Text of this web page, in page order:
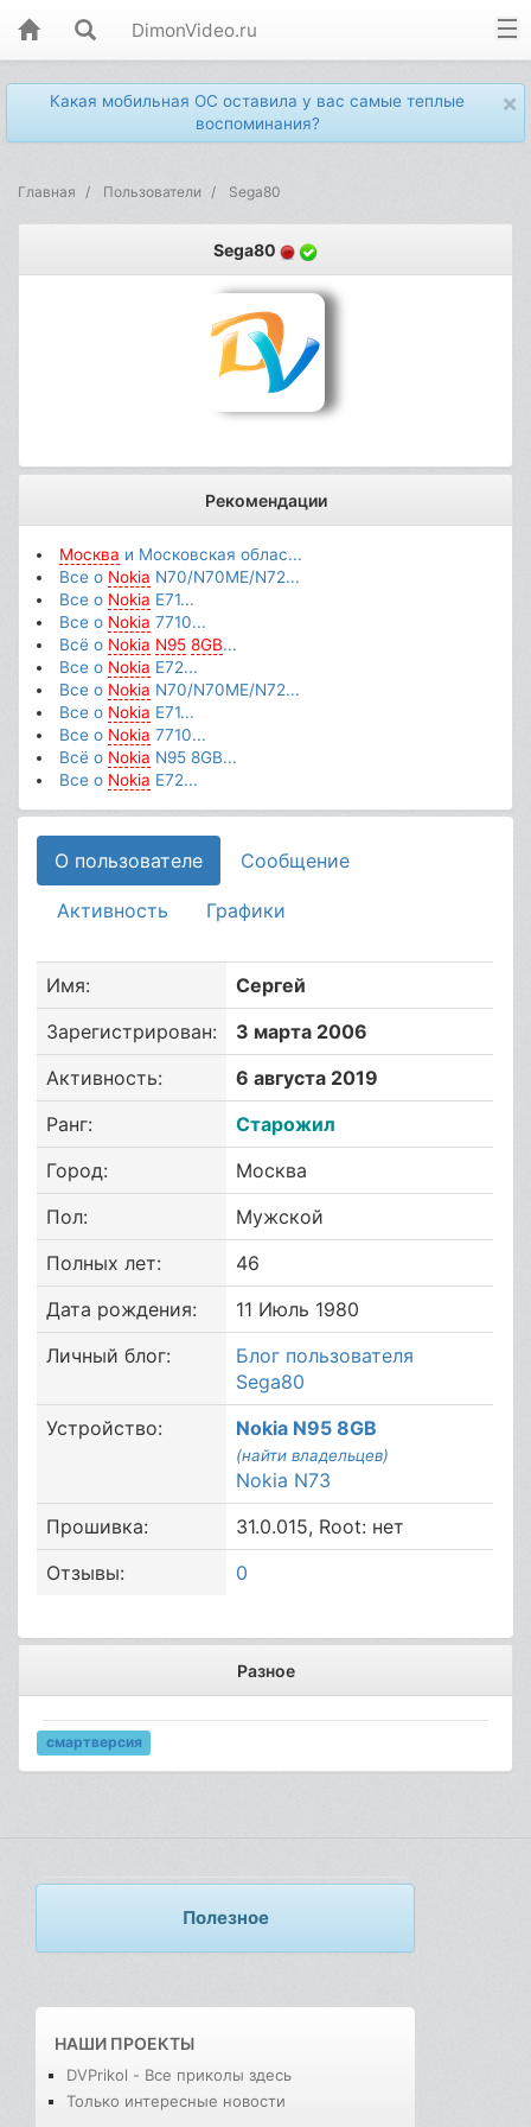
DimonVideo.ru
×
Какая мобильная ОС оставила у вас самые теплые
воспоминания?
Главная Пользователи Sega80
Sega80
Рекомендации
Москва и Московская облас...
Все о Nokia N70/N70ME/N72...
Все о Nokia E71...
Все о Nokia 7710...
Всё о Nokia N95 8GB...
Все о Nokia E72...
Все о Nokia N70/N70ME/N72...
Все о Nokia E71...
Все о Nokia 7710...
Всё о Nokia N95 8GB...
Все о Nokia E72...
О пользователе Сообщение
Активность Графики
Имя:
Сергей
Зарегистрирован:
3 марта 2006
Активность:
6 августа 2019
Ранг:
Старожил
Город:
Москва
Пол:
Мужской
Полных лет:
46
Дата рождения:
11 Июль 1980
Личный блог:
Блог пользователя
Sega80
Устройство:
Nokia N95 8GB
(найти владельцев)
Nokia N73
Прошивка:
31.0.015, Root: нет
Отзывы:
0
Разное
смартверсия
Полезное
НАШИ ПРОЕКТЫ
DVPrikol - Все приколы здесь
Только интересные новости